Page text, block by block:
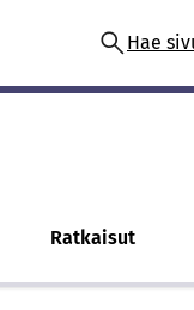
Hae
Ratkaisut